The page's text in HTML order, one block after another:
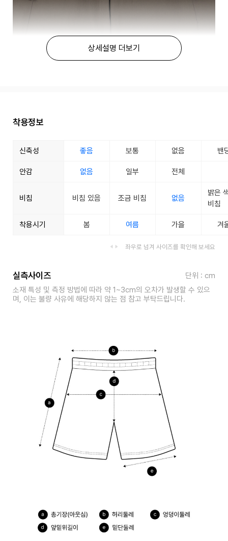
상세설명 더보기
착용정보
신축성 좋음 보통 없음 밴
안감 없음 일부 전체
비침 비침 있음 조금 비침 없음
밝은
비침
착용시기 봄 여름 가을 겨
좌우로 넘겨 사이즈를 확인해 보세요
실측사이즈
단위 : cm
소재 특성 및 측정 방법에 따라 약 1~3cm의 오차가 발생할 수 있으
며, 이는 불량 사유에 해당하지 않는 점 참고 부탁드립니다.